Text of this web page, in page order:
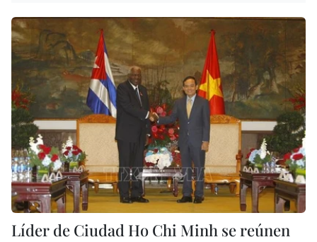
Líder de Ciudad Ho Chi Minh se reúnen